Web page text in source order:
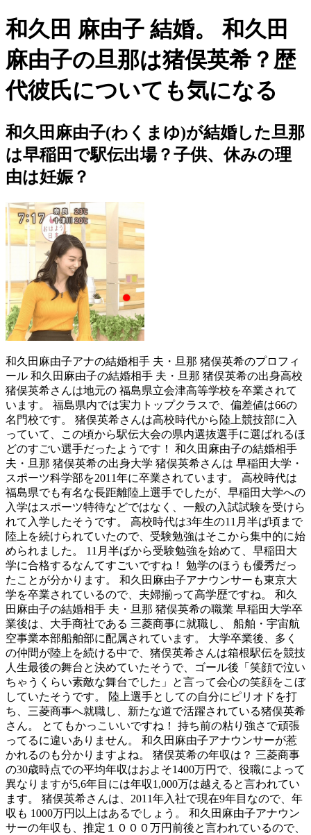
和久田 麻由子 結婚。 和久田
麻由子の旦那は猪俣英希？歴
代彼氏についても気になる
和久田麻由子(わくまゆ)が結婚した旦那
は早稲田で駅伝出場？子供、休みの理
由は妊娠？
和久田麻由子アナの結婚相手 夫・旦那 猪俣英希のプロフィ
ール 和久田麻由子の結婚相手 夫・旦那 猪俣英希の出身高校
猪俣英希さんは地元の 福島県立会津高等学校を卒業されて
います。 福島県内では実力トップクラスで、偏差値は66の
名門校です。 猪俣英希さんは高校時代から陸上競技部に入
っていて、この頃から駅伝大会の県内選抜選手に選ばれるほ
どのすごい選手だったようです！ 和久田麻由子の結婚相手
夫・旦那 猪俣英希の出身大学 猪俣英希さんは 早稲田大学・
スポーツ科学部を2011年に卒業されています。 高校時代は
福島県でも有名な長距離陸上選手でしたが、早稲田大学への
入学はスポーツ特待などではなく、一般の入試試験を受けら
れて入学したそうです。 高校時代は3年生の11月半ば頃まで
陸上を続けられていたので、受験勉強はそこから集中的に始
められました。 11月半ばから受験勉強を始めて、早稲田大
学に合格するなんてすごいですね！ 勉学のほうも優秀だっ
たことが分かります。 和久田麻由子アナウンサーも東京大
学を卒業されているので、夫婦揃って高学歴ですね。 和久
田麻由子の結婚相手 夫・旦那 猪俣英希の職業 早稲田大学卒
業後は、大手商社である 三菱商事に就職し、 船舶・宇宙航
空事業本部船舶部に配属されています。 大学卒業後、多く
の仲間が陸上を続ける中で、猪俣英希さんは箱根駅伝を競技
人生最後の舞台と決めていたそうで、ゴール後「笑顔で泣い
ちゃうくらい素敵な舞台でした」と言って会心の笑顔をこぼ
していたそうです。 陸上選手としての自分にピリオドを打
ち、三菱商事へ就職し、新たな道で活躍されている猪俣英希
さん。 とてもかっこいいですね！ 持ち前の粘り強さで頑張
ってるに違いありません。 和久田麻由子アナウンサーが惹
かれるのも分かりますよね。 猪俣英希の年収は？ 三菱商事
の30歳時点での平均年収はおよそ1400万円で、役職によって
異なりますが5,6年目には年収1,000万は越えると言われてい
ます。 猪俣英希さんは、2011年入社で現在9年目なので、年
収も 1000万円以上はあるでしょう。 和久田麻由子アナウン
サーの年収も、推定１０００万円前後と言われているので、